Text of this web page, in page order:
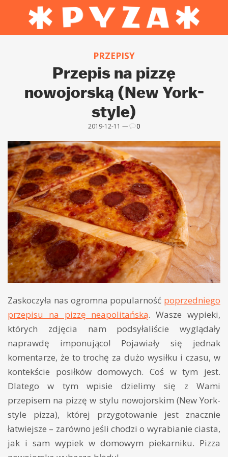
PRZEPISY
Przepis na pizzę
nowojorską (New York-
style)
2019-12-11 — 0
Zaskoczyła nas ogromna popularność poprzedniego
przepisu na pizzę neapolitańską. Wasze wypieki,
których zdjęcia nam podsyłaliście wyglądały
naprawdę imponująco! Pojawiały się jednak
komentarze, że to trochę za dużo wysiłku i czasu, w
kontekście posiłków domowych. Coś w tym jest.
Dlatego w tym wpisie dzielimy się z Wami
przepisem na pizzę w stylu nowojorskim (New York-
style pizza), której przygotowanie jest znacznie
łatwiejsze – zarówno jeśli chodzi o wyrabianie ciasta,
jak i sam wypiek w domowym piekarniku. Pizza